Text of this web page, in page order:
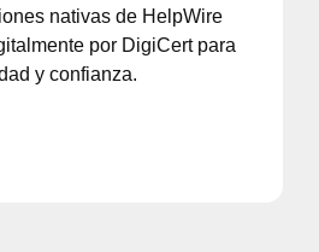
nativas de HelpWire
por DigiCert para
y confianza.